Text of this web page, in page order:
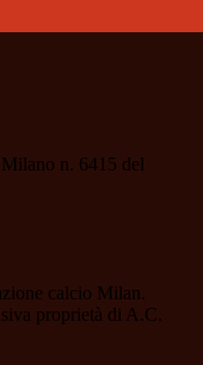
n. 6415 del
calcio Milan.
proprietà di A.C.